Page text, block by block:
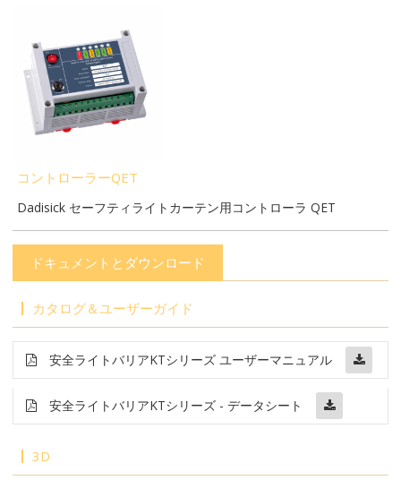
コントローラーQET
Dadisick セーフティライトカーテン用コントローラ QET
ドキュメントとダウンロード
カタログ＆ユーザーガイド
安全ライトバリアKTシリーズ ユーザーマニュアル
安全ライトバリアKTシリーズ - データシート
3D